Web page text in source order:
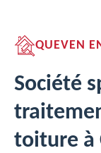
QUEVEN
Société
toiture à